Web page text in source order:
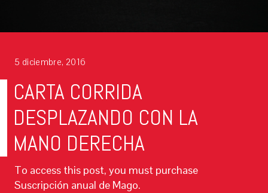
5 diciembre, 2016
CARTA CORRIDA
DESPLAZANDO CON LA
MANO DERECHA
To access this post, you must purchase
Suscripción anual de Mago.